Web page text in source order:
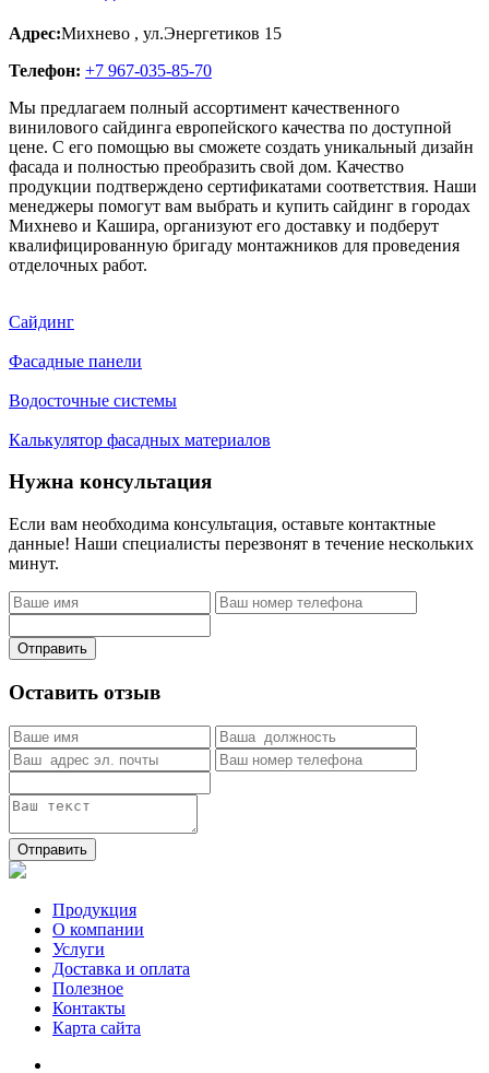
Адрес:Михнево , ул.Энергетиков 15
Телефон: +7 967-035-85-70
Мы предлагаем полный ассортимент качественного
винилового сайдинга европейского качества по доступной
цене. С его помощью вы сможете создать уникальный дизайн
фасада и полностью преобразить свой дом. Качество
продукции подтверждено сертификатами соответствия. Наши
менеджеры помогут вам выбрать и купить сайдинг в городах
Михнево и Кашира, организуют его доставку и подберут
квалифицированную бригаду монтажников для проведения
отделочных работ.
Сайдинг
Фасадные панели
Водосточные системы
Калькулятор фасадных материалов
Нужна консультация
Если вам необходима консультация, оставьте контактные
данные! Наши специалисты перезвонят в течение нескольких
минут.
Отправить
Оставить отзыв
Отправить
Продукция
О компании
Услуги
Доставка и оплата
Полезное
Контакты
Карта сайта